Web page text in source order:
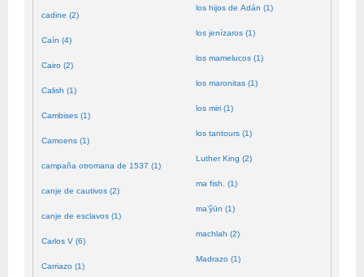
cadine (2)
Caín (4)
Cairo (2)
Calish (1)
Cambises (1)
Camoens (1)
campaña otromana de 1537 (1)
canje de cautivos (2)
canje de esclavos (1)
Carlos V (6)
Carriazo (1)
los hijos de Adán (1)
los jenízaros (1)
los mamelucos (1)
los maronitas (1)
los miri (1)
los tantours (1)
Luther King (2)
ma fish. (1)
ma’ŷūn (1)
machlah (2)
Madrazo (1)